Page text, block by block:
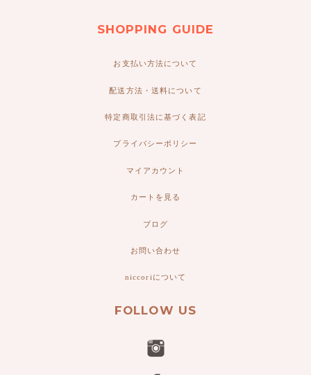
SHOPPING GUIDE
お支払い方法について
配送方法・送料について
特定商取引法に基づく表記
プライバシーポリシー
マイアカウント
カートを見る
ブログ
お問い合わせ
niccoriについて
FOLLOW US